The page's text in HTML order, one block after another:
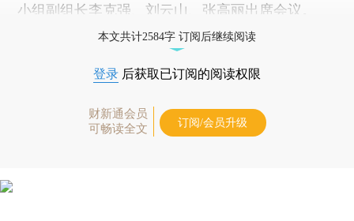
小组副组长李克强、刘云山、张高丽出席会议。
本文共计2584字 订阅后继续阅读
登录 后获取已订阅的阅读权限
财新通会员
可畅读全文
订阅/会员升级